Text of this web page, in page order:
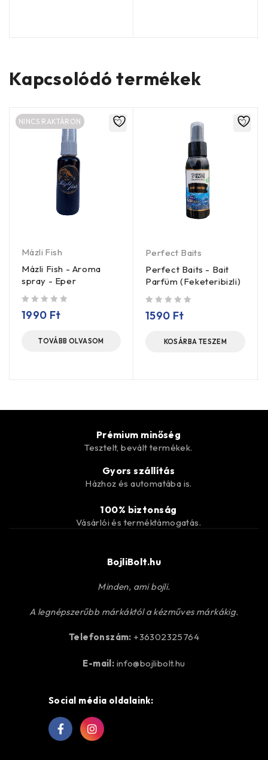
Kapcsolódó termékek
NINCS RAKTÁRON
Mázli Fish
Mázli Fish - Aroma
spray - Eper
1990 Ft
TOVÁBB OLVASOM
Perfect Baits
Perfect Baits - Bait
Parfüm (Feketeribizli)
1590 Ft
KOSÁRBA TESZEM
Prémium minőség
Tesztelt, bevált termékek.
Gyors szállítás
Házhoz és automatába is.
100% biztonság
Vásárlói és terméktámogatás.
BojliBolt.hu
Minden, ami bojli.
A legnépszerűbb márkáktól a kézműves márkákig.
Telefonszám: +36302325764
E-mail: info@bojlibolt.hu
Social média oldalaink: